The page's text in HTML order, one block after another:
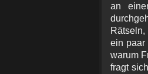
an
ein paar
warum
fragt